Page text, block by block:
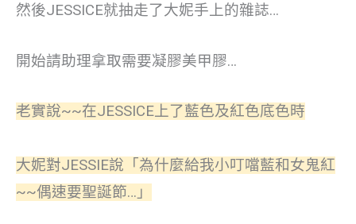
然後JESSICE就抽走了大妮手上的雜誌…
開始請助理拿取需要凝膠美甲膠…
老實說~~在JESSICE上了藍色及紅色底色時
大妮對JESSIE說「為什麼給我小叮噹藍和女鬼紅
~~偶速要聖誕節…」